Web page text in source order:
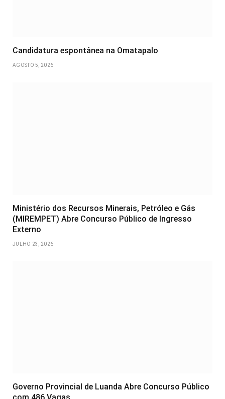
Candidatura espontânea na Omatapalo
AGOSTO 5, 2026
Ministério dos Recursos Minerais, Petróleo e Gás
(MIREMPET) Abre Concurso Público de Ingresso
Externo
JULHO 23, 2026
Governo Provincial de Luanda Abre Concurso Público